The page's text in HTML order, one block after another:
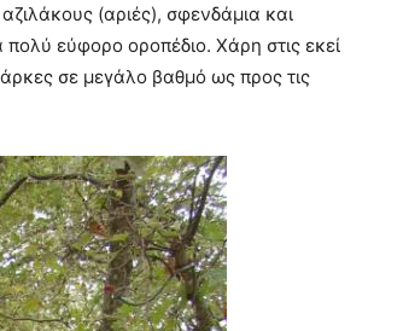
(αριές), σφενδάμια και
εύφορο οροπέδιο. Χάρη στις εκεί
σε μεγάλο βαθμό ως προς τις